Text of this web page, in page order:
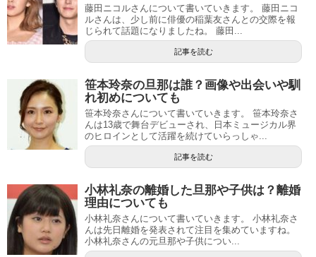
藤田ニコルさんについて書いていきます。 藤田ニコ
ルさんは、少し前に俳優の稲葉友さんとの交際を報
じられて話題になりましたね。 藤田...
記事を読む
笹本玲奈の旦那は誰？画像や出会いや馴
れ初めについても
笹本玲奈さんについて書いていきます。 笹本玲奈さ
んは13歳で舞台デビューされ、日本ミュージカル界
のヒロインとして活躍を続けていらっしゃ...
記事を読む
小林礼奈の離婚した旦那や子供は？離婚
理由についても
小林礼奈さんについて書いていきます。 小林礼奈さ
んは先日離婚を発表されて注目を集めていますね。
小林礼奈さんの元旦那や子供につい...